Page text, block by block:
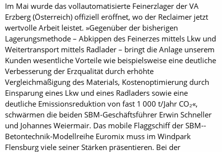
Im Mai wurde das vollautomatisierte Feinerzlager der VA
Erzberg (Österreich) offiziell eröffnet, wo der Reclaimer jetzt
wertvolle Arbeit leistet. »Gegenüber der bisherigen
Lagerungsmethode – Abkippen des Fein­erzes mittels Lkw und
Weitertransport mittels Radlader – bringt die Anlage unserem
Kunden wesentliche Vorteile wie beispielsweise eine deutliche
Verbesserung der Erzqualität durch erhöhte
Vergleichmäßigung des Materials, Kostenoptimierung durch
Einsparung eines Lkw und eines Radladers sowie eine
deutliche Emissionsreduktion von fast 1 000 t/Jahr CO₂«,
schwärmen die beiden SBM-Geschäftsführer Erwin Schneller
und Johannes Weiermair. Das mobile Flaggschiff der SBM-­
Betontechnik-Modellreihe Euro­mix muss im Windpark
Flensburg viele seiner Stärken präsentieren. Bei der